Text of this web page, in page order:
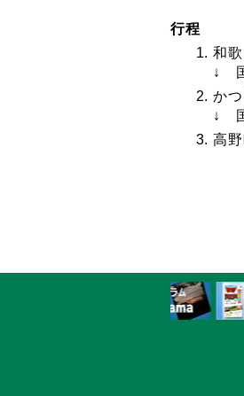
行程
和
↓
か
↓
高